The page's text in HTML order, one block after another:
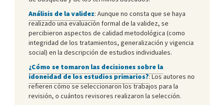
Análisis de la validez: Aunque no consta que se haya
realizado una evaluación formal de la validez, se
percibieron aspectos de calidad metodológica (como
integridad de los tratamientos, generalización y vigencia
social) en la descripción de estudios individuales.
¿Cómo se tomaron las decisiones sobre la
idoneidad de los estudios primarios?: Los autores no
refieren cómo se seleccionaron los trabajos para la
revisión, o cuántos revisores realizaron la selección.